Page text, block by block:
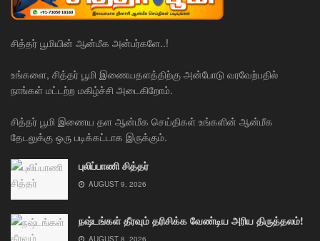
சித்தர் பூமியின் ஆன்மீக அன்பர்களே..!
உங்களை, சித்தர் பூமி இணையதளத்திற்கு அன்போடு வரவேற்பதில்
நாங்கள் மட்டற்ற மகிழ்ச்சி அடைகிறோம்.
சித்தர் பூமி இணைய தள ஆன்மீக செய்திகள் உங்களின் ஆன்மீக
தேடலுக்கு ஒரு படிக்கட்டாக இருக்கும்.
புலிப்பாணி சித்தர்
AUGUST 9, 2026
நஷ்டங்கள் தீரவும் தரிசிக்க வேண்டிய அரிய திருத்தலம்!